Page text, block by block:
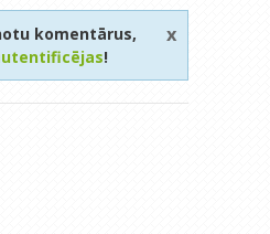
komentārus,
!
x